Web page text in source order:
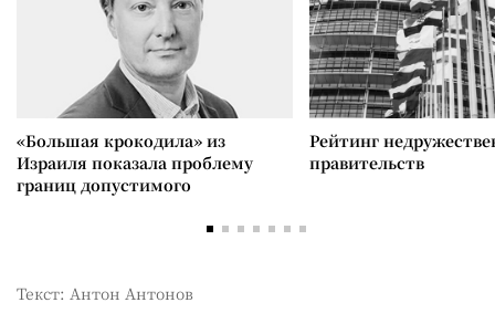
«Большая крокодила» из
Израиля показала проблему
границ допустимого
Рейтинг
правительств
Текст: Антон Антонов